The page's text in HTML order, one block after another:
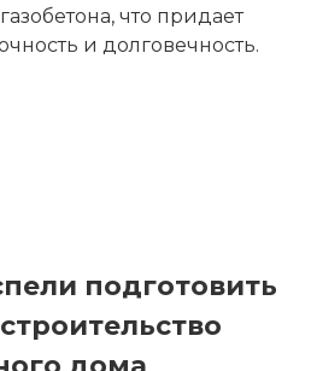
что придает
и долговечность.
подготовить